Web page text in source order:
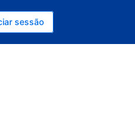
sessão